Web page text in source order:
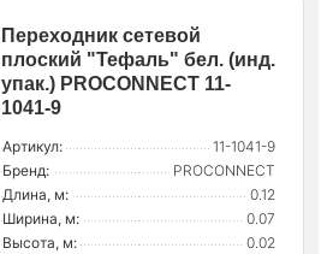
Переходник сетевой
плоский "Тефаль" бел. (инд.
упак.) PROCONNECT 11-
1041-9
Артикул:
11-1041-9
Бренд:
PROCONNECT
Длина, м:
0.12
Ширина, м:
0.07
Высота, м:
0.02